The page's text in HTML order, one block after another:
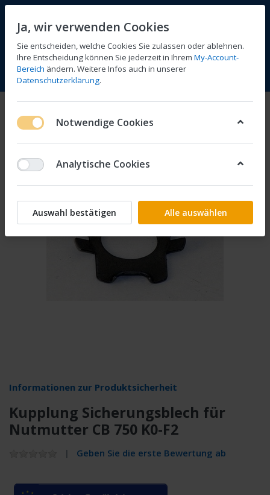
Menü Anmelden Vergleichen Wunschliste
Informationen zur Produktsicherheit
Kupplung Sicherungsblech für
Nutmutter CB 750 K0-F2
Geben Sie die erste Bewertung ab
Ja, wir verwenden Cookies
Sie entscheiden, welche Cookies Sie zulassen oder ablehnen.
Ihre Entscheidung können Sie jederzeit in Ihrem My-Account-
Bereich ändern. Weitere Infos auch in unserer
Datenschutzerklärung.
Notwendige Cookies
Analytische Cookies
Auswahl bestätigen Alle auswählen